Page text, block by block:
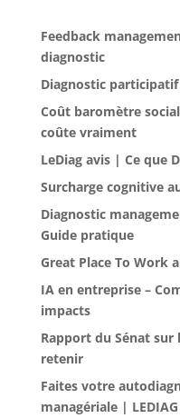
Feedback
diagnostic
Diagnostic
Coût baromètre
coûte vraiment
LeDiag avis | Ce que
Surcharge cognitive
Diagnostic
Guide pratique
Great Place To Work
IA en entreprise –
impacts
Rapport du Sénat
retenir
Faites votre
managériale | LEDIAG